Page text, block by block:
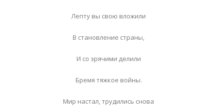
Лепту вы свою вложили
В становление страны,
И со зрячими делили
Бремя тяжкое войны.
Мир настал, трудились снова